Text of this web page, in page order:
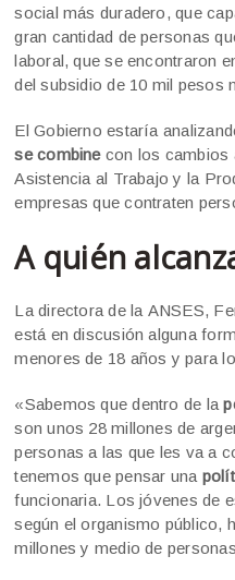
social más duradero, que
gran cantidad de personas
laboral, que se encontraron
del subsidio de 10 mil pesos
El Gobierno estaría
se combine con los cambios
Asistencia al Trabajo y la
empresas que contraten
A quién
La directora de la ANSES,
está en discusión alguna
menores de 18 años y para
«Sabemos que dentro de la
son unos 28 millones de
personas a las que les va a
tenemos que pensar una
funcionaria. Los jóvenes de
según el organismo público,
millones y medio de